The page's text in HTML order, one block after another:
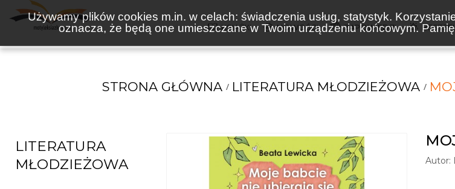
Używamy plików cookies m.in. w celach: świadczenia usług, statystyk.
oznacza, że będą one umieszczane w Twoim urządzeniu końcowym.
KSIĄŻKI NOWOŚCI ZAPOWIEDZI
STRONA GŁÓWNA LITERATURA MŁODZIEŻOWA
LITERATURA
MŁODZIEŻOWA
Autor: